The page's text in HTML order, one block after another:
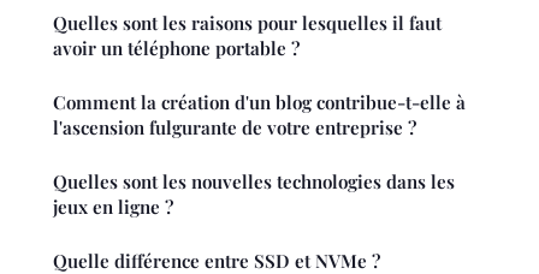
Quelles sont les raisons pour lesquelles il faut
avoir un téléphone portable ?
Comment la création d'un blog contribue-t-elle à
l'ascension fulgurante de votre entreprise ?
Quelles sont les nouvelles technologies dans les
jeux en ligne ?
Quelle différence entre SSD et NVMe ?